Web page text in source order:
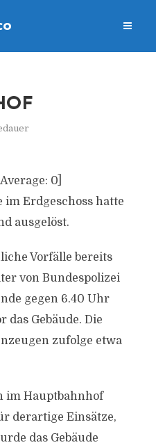
Average: 0]
im Erdgeschoss hatte
ausgelöst.
Vorfälle bereits
von Bundespolizei
gegen 6.40 Uhr
das Gebäude. Die
zufolge etwa
im Hauptbahnhof
derartige Einsätze,
das Gebäude